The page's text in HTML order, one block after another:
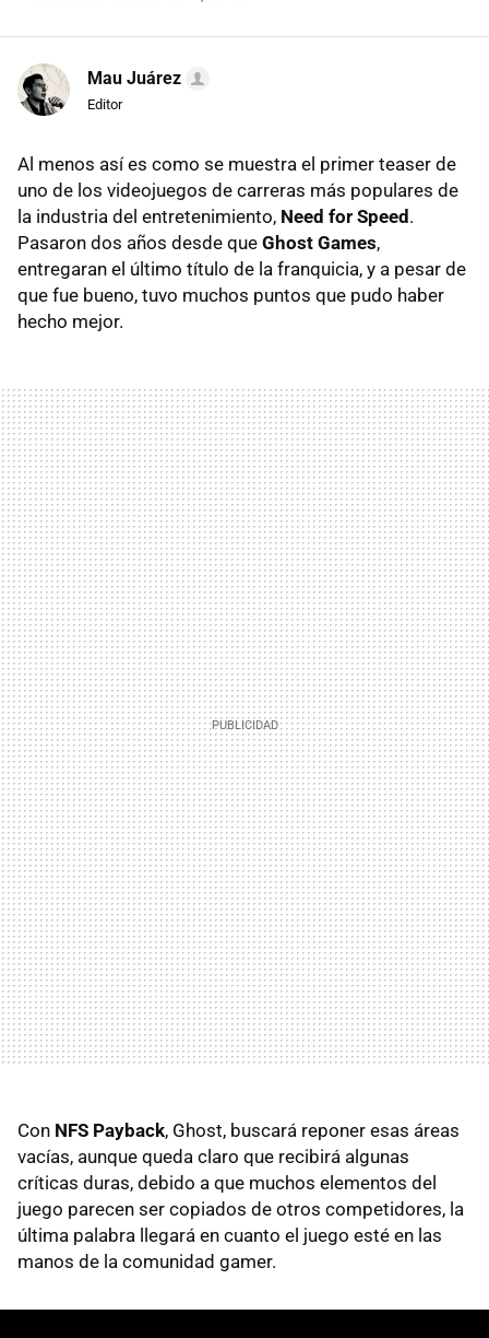
Mau Juárez
Editor
Al menos así es como se muestra el primer teaser de
uno de los videojuegos de carreras más populares de
la industria del entretenimiento, Need for Speed.
Pasaron dos años desde que Ghost Games,
entregaran el último título de la franquicia, y a pesar de
que fue bueno, tuvo muchos puntos que pudo haber
hecho mejor.
Con NFS Payback, Ghost, buscará reponer esas áreas
vacías, aunque queda claro que recibirá algunas
críticas duras, debido a que muchos elementos del
juego parecen ser copiados de otros competidores, la
última palabra llegará en cuanto el juego esté en las
manos de la comunidad gamer.